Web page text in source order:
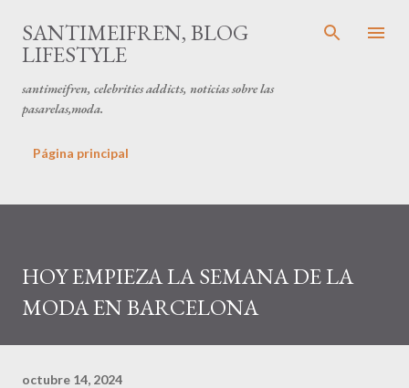
Ir al contenido principal
SANTIMEIFREN, BLOG
LIFESTYLE
santimeifren, celebrities addicts, noticias sobre las
pasarelas,moda.
Página principal
HOY EMPIEZA LA SEMANA DE LA
MODA EN BARCELONA
octubre 14, 2024